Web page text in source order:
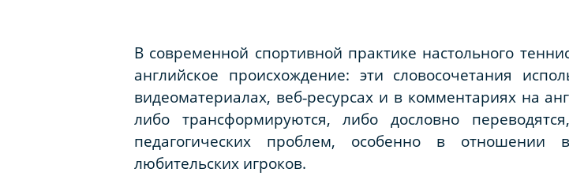
В современной спортивной практике настольного
английское происхождение: эти словосочетания
видеоматериалах, веб‑ресурсах и в комментариях на
либо трансформируются, либо дословно
педагогических проблем, особенно в
любительских игроков.